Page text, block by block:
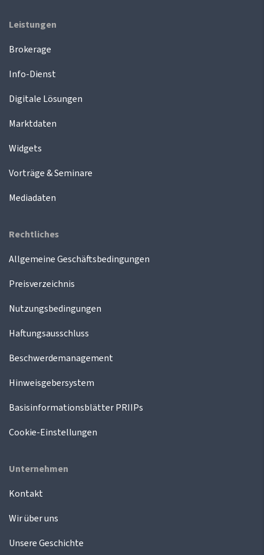
Leistungen
Brokerage
Info-Dienst
Digitale Lösungen
Marktdaten
Widgets
Vorträge & Seminare
Mediadaten
Rechtliches
Allgemeine Geschäftsbedingungen
Preisverzeichnis
Nutzungsbedingungen
Haftungsausschluss
Beschwerdemanagement
Hinweisgebersystem
Basisinformationsblätter PRIIPs
Cookie-Einstellungen
Unternehmen
Kontakt
Wir über uns
Unsere Geschichte